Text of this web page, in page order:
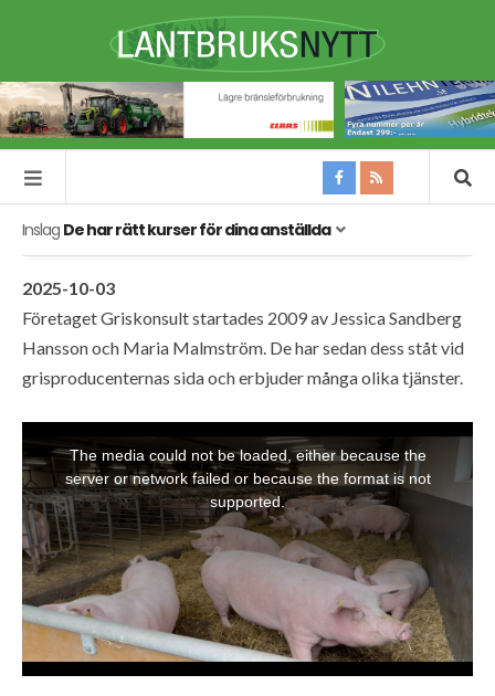
Inslag De har rätt kurser för dina anställda
2025-10-03
Företaget Griskonsult startades 2009 av Jessica Sandberg
Hansson och Maria Malmström. De har sedan dess ståt vid
grisproducenternas sida och erbjuder många olika tjänster.